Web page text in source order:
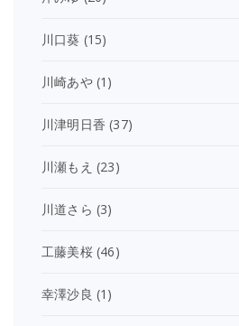
川口葵 (15)
川崎あや(1)
川津明日香 (37)
川瀬もえ (23)
川道さら (3)
工藤美桜(46)
幸澤沙良 (1)